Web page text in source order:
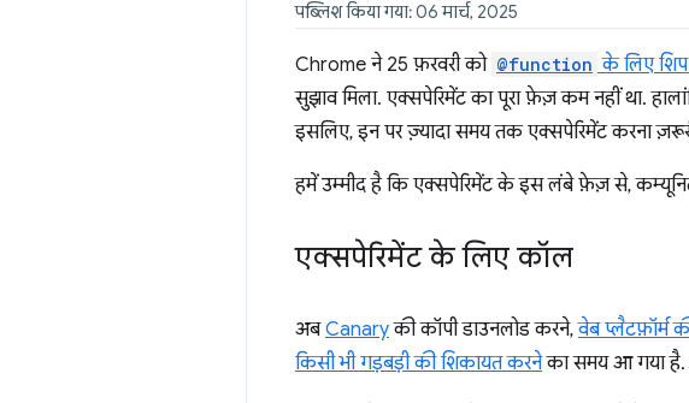
पब्लिश किया गया: 06 मार्च, 2025
Chrome ने 25 फ़रवरी को @function के लिए
सुझाव मिला. एक्सपेरिमेंट का पूरा फ़ेज़ कम नहीं था.
इसलिए, इन पर ज़्यादा समय तक एक्सपेरिमेंट करना
हमें उम्मीद है कि एक्सपेरिमेंट के इस लंबे फ़ेज़ से,
एक्सपेरिमेंट के लिए कॉल
अबCanaryकी कॉपी डाउनलोड करने,वेब प्लैटफ़ॉर्म
किसी भी गड़बड़ी की शिकायत करनेका समय आ गया है.